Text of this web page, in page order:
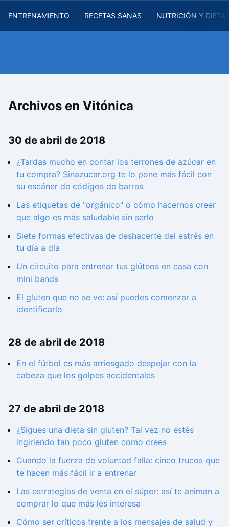
ENTRENAMIENTO RECETAS SANAS NUTRICIÓN Y
Archivos en Vitónica
30 de abril de 2018
¿Tardas mucho en contar los terrones de azúcar en
tu compra? Sinazucar.org te lo pone más fácil con
su escáner de códigos de barras
Las etiquetas de "orgánico" o cómo hacernos creer
que algo es más saludable sin serlo
Siete formas efectivas de deshacerte del estrés en
tu día a día
Un circuito para entrenar tus glúteos en casa con
mini bands
El gluten que no se ve: así puedes comenzar a
identificarlo
28 de abril de 2018
En el fútbol es más arriesgado despejar con la
cabeza que los golpes accidentales
27 de abril de 2018
¿Sigues una dieta sin gluten? Tal vez no estés
ingiriendo tan poco gluten como crees
Cuando la fuerza de voluntad falla: cinco trucos que
te hacen más fácil ir a entrenar
Las estrategias de venta en el súper: así te animan a
comprar lo que más les interesa
Cómo ser críticos frente a los mensajes de salud y